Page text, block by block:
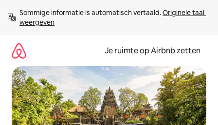
direct
naar
Sommige informatie is automatisch vertaald. Originele taal
weergeven
Je ruimte op Airbnb zetten